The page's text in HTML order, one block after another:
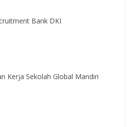
Bank DKI
Kerja Sekolah Global Mandiri